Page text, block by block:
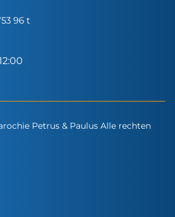
96 t
Petrus & Paulus Alle rechten